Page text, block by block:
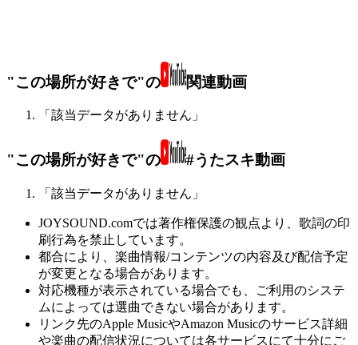
"この場所が好きで"の 関連動画
「該当データがありません」
"この場所が好きで"の #うたスキ動画
「該当データがありません」
JOYSOUND.comでは著作権保護の観点より、歌詞の印
刷行為を禁止しています。
都合により、楽曲情報/コンテンツの内容及び配信予定
が変更となる場合があります。
対応機種が表示されている場合でも、ご利用のシステ
ムによっては選曲できない場合があります。
リンク先のApple MusicやAmazon Musicのサービス詳細
や楽曲の配信状況については各サービスにて十分にご